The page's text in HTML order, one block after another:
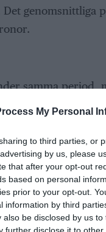
My Personal
to third parties, or
by us, please
that after your opt-out
based on personal
prior to your opt-out.
by third
be disclosed by us
further disclose it to other
genomsnittliga
samma period,
ökade från
villapriserna
kronor.
2 procent under
låg på 2,6
november. Förra